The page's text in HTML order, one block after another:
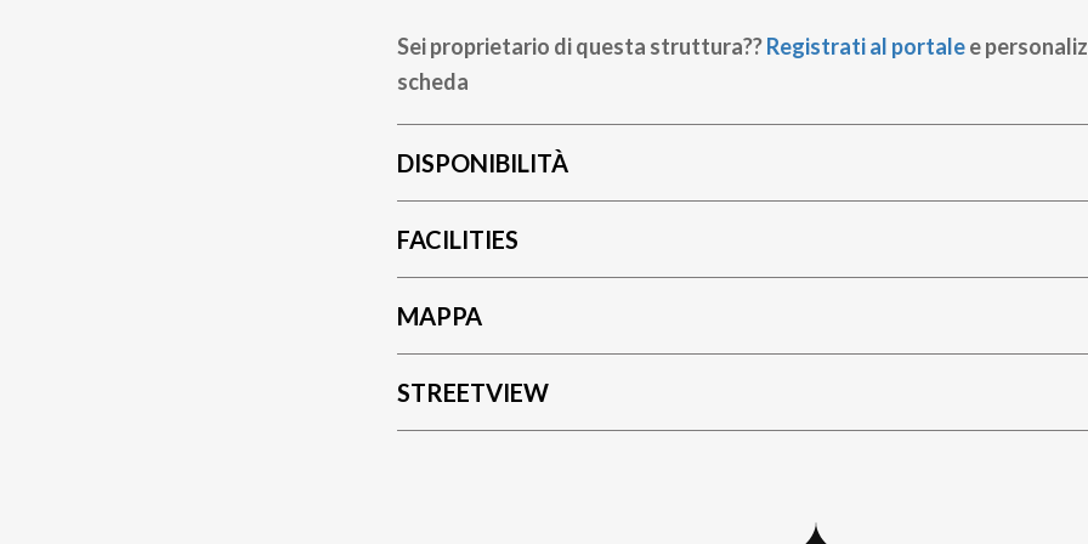
Sei proprietario di questa struttura??Registrati al portalee
scheda
DISPONIBILITÀ
FACILITIES
MAPPA
STREETVIEW